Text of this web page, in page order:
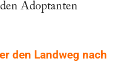
Adoptanten
den Landweg nach